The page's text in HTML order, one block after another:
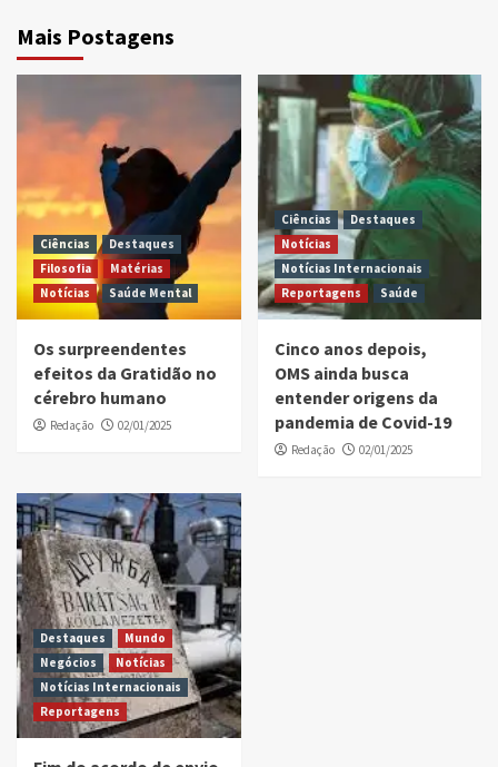
Mais Postagens
Ciências
Destaques
Filosofia
Matérias
Notícias
Saúde Mental
Os surpreendentes
efeitos da Gratidão no
cérebro humano
Redação 02/01/2025
Ciências
Destaques
Notícias
Notícias Internacionais
Reportagens
Saúde
Cinco anos depois,
OMS ainda busca
entender origens da
pandemia de Covid-19
Redação 02/01/2025
Destaques
Mundo
Negócios
Notícias
Notícias Internacionais
Reportagens